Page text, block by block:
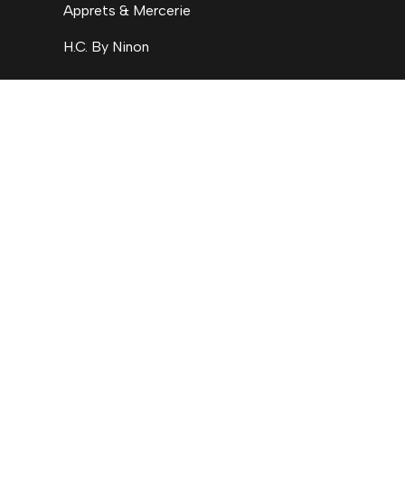
Apprets & Mercerie
H.C. By Ninon